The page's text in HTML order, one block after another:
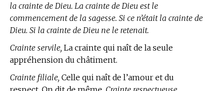
la crainte de Dieu. La crainte de Dieu est le
commencement de la sagesse. Si ce n’était la crainte de
Dieu. Si la crainte de Dieu ne le retenait.
Crainte servile, La crainte qui naît de la seule
appréhension du châtiment.
Crainte filiale, Celle qui naît de l’amour et du